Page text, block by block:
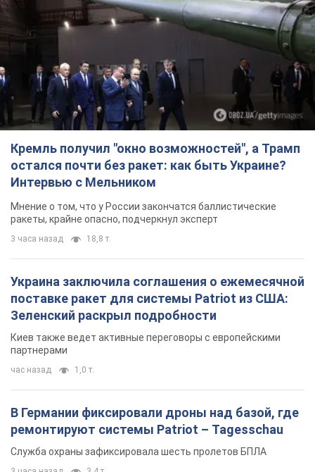
Кремль получил "окно возможностей", а Трамп
остался почти без ракет: как быть Украине?
Интервью с Мельником
Мнение о том, что у России закончатся баллистические
ракеты, крайне опасно, подчеркнул эксперт
3 часа назад 18,8 т.
Украина заключила соглашения о ежемесячной
поставке ракет для системы Patriot из США:
Зеленский раскрыл подробности
партнерами
ремонтируют системы Patriot – Tagesschau
Служба охраны зафиксировала шесть пролетов БПЛА
3 часа назад